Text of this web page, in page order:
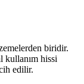
biridir.
kullanım hissi
edilir.